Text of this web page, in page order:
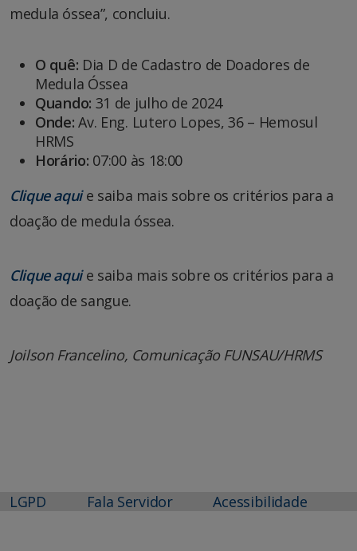
medula óssea”, concluiu.
O quê: Dia D de Cadastro de Doadores de
Medula Óssea
Quando: 31 de julho de 2024
Onde: Av. Eng. Lutero Lopes, 36 – Hemosul
HRMS
Horário: 07:00 às 18:00
Clique aquie saiba mais sobre os critérios para a
doação de medula óssea.
Clique aquie saiba mais sobre os critérios para a
doação de sangue.
Joilson Francelino, Comunicação FUNSAU/HRMS
LGPD Fala Servidor Acessibilidade